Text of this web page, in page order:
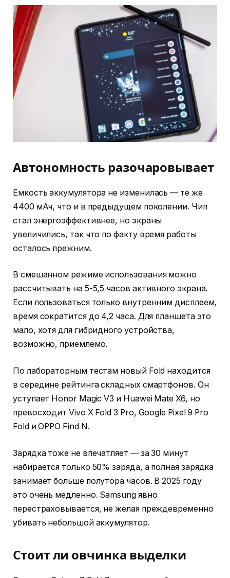
Автономность разочаровывает
Емкость аккумулятора не изменилась — те же
4400 мАч, что и в предыдущем поколении. Чип
стал энергоэффективнее, но экраны
увеличились, так что по факту время работы
осталось прежним.
В смешанном режиме использования можно
рассчитывать на 5-5,5 часов активного экрана.
Если пользоваться только внутренним дисплеем,
время сократится до 4,2 часа. Для планшета это
мало, хотя для гибридного устройства,
возможно, приемлемо.
По лабораторным тестам новый Fold находится
в середине рейтинга складных смартфонов. Он
уступает Honor Magic V3 и Huawei Mate X6, но
превосходит Vivo X Fold 3 Pro, Google Pixel 9 Pro
Fold и OPPO Find N.
Зарядка тоже не впечатляет — за 30 минут
набирается только 50% заряда, а полная зарядка
занимает больше полутора часов. В 2025 году
это очень медленно. Samsung явно
перестраховывается, не желая преждевременно
убивать небольшой аккумулятор.
Стоит ли овчинка выделки